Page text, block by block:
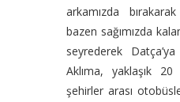
arkamızda
bazen sağımızda
seyrederek
Aklıma, yaklaşık
şehirler arası